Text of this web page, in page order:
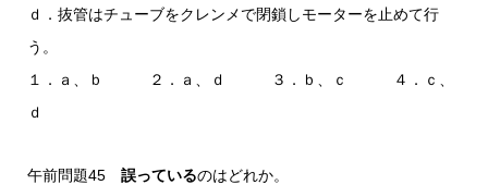
ｄ．抜管はチューブをクレンメで閉鎖しモーターを止めて行
う。
１．ａ、ｂ ２．ａ、ｄ ３．ｂ、ｃ ４．ｃ、
ｄ
午前問題45 誤っているのはどれか。